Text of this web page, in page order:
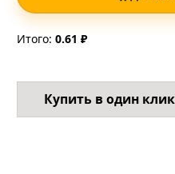
Итого: 0.61 ₽
Купить в один клик